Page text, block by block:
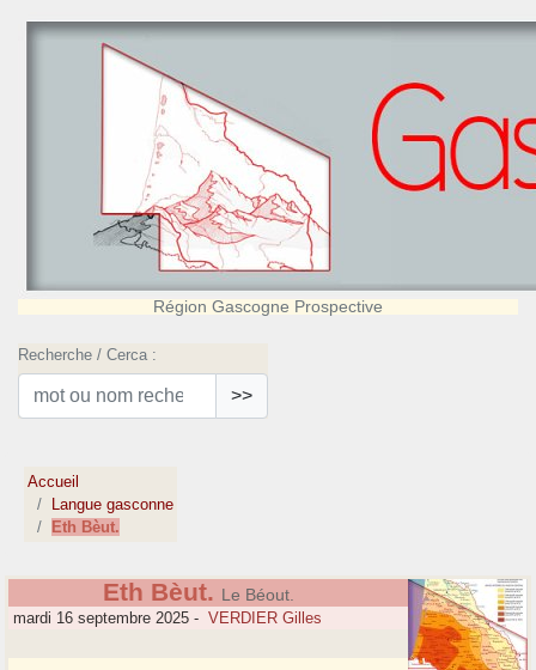
Région Gascogne Prospective
Recherche / Cerca :
>>
Accueil
Langue gasconne
Eth Bèut.
Eth Bèut. Le Béout.
mardi 16 septembre 2025 - VERDIER Gilles